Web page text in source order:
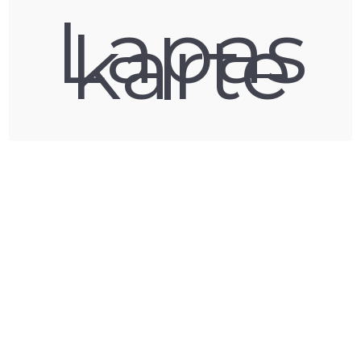
Lapas
karte